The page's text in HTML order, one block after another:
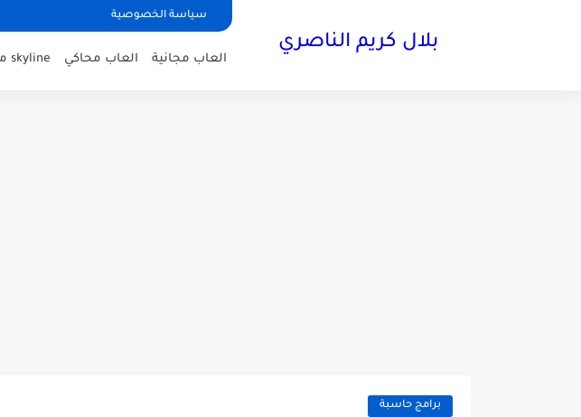
سياسة الخصوصية
بلال كريم الناصري
العاب مجانية العاب محاكي skyline محاكي
برامج حاسبة